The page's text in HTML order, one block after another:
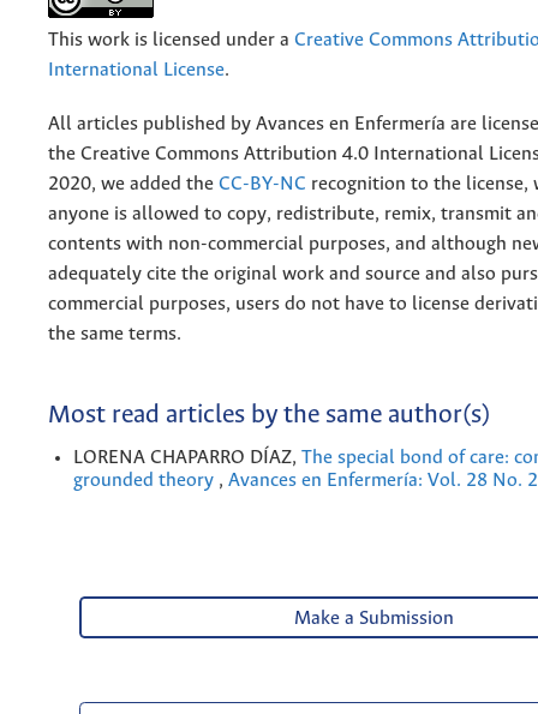
This work is licensed under a Creative Commons
International License.
All articles published by Avances en Enfermería are
the Creative Commons Attribution 4.0 International
2020, we added the CC-BY-NC recognition to the license,
anyone is allowed to copy, redistribute, remix, transmit
contents with non-commercial purposes, and although
adequately cite the original work and source and also
commercial purposes, users do not have to license
the same terms.
Most read articles by the same author(s)
LORENA CHAPARRO DÍAZ, The special bond of care:
grounded theory , Avances en Enfermería: Vol. 28 No.
Make a Submission